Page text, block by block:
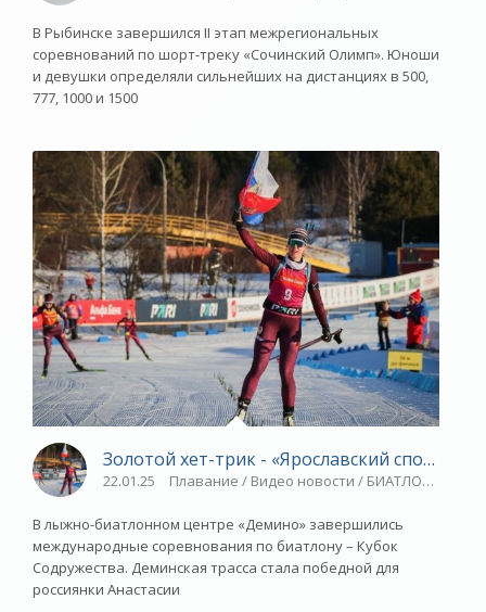
В Рыбинске завершился II этап межрегиональных
соревнований по шорт-треку «Сочинский Олимп». Юноши
и девушки определяли сильнейших на дистанциях в 500,
777, 1000 и 1500
Золотой хет-трик - «Ярославский спорт»
22.01.25 Плавание / Видео новости / БИАТЛОН /
В лыжно-биатлонном центре «Демино» завершились
международные соревнования по биатлону – Кубок
Содружества. Деминская трасса стала победной для
россиянки Анастасии